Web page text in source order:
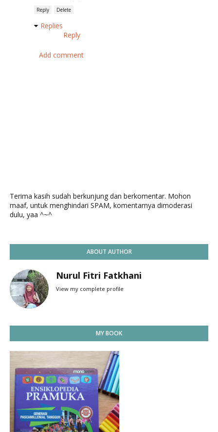
Reply Delete
Replies
Reply
Add comment
Terima kasih sudah berkunjung dan berkomentar. Mohon
maaf, untuk menghindari SPAM, komentarnya dimoderasi
dulu, yaa ^~^
ABOUT AUTHOR
Nurul Fitri Fatkhani
View my complete profile
MY BOOK